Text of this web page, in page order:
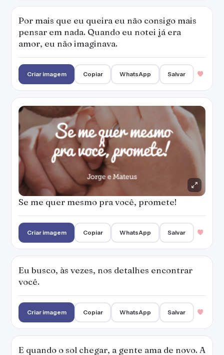
Por mais que eu queira eu não consigo mais
pensar em nada. Quando eu notei já era
amor, eu não imaginava.
Criar imagem Copiar WhatsApp Salvar
Se me quer mesmo pra você, promete!
Criar imagem Copiar WhatsApp Salvar
Eu busco, às vezes, nos detalhes encontrar
você.
Criar imagem Copiar WhatsApp Salvar
E quando o sol chegar, a gente ama de novo. A